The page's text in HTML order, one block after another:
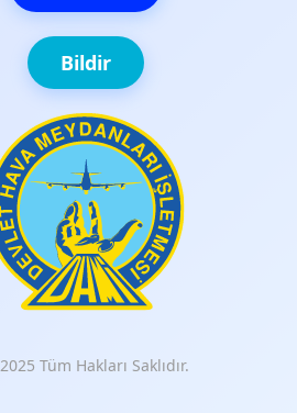
Bildir
Tüm Hakları Saklıdır.